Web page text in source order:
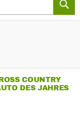
COUNTRY
DES JAHRES